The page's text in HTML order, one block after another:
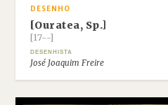
DESENHO
[Ouratea, Sp.]
[17--]
DESENHISTA
José Joaquim Freire